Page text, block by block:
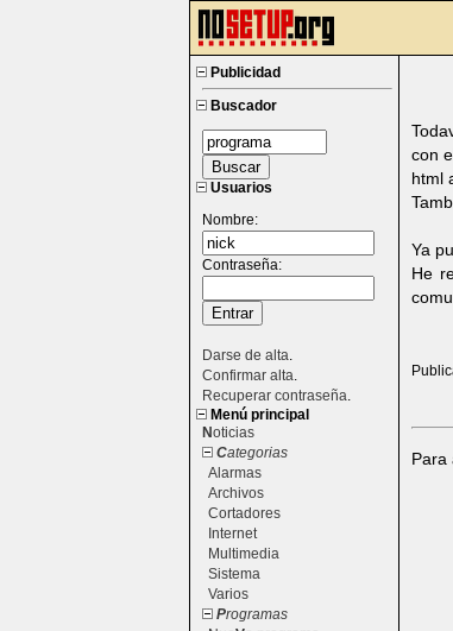
Publicidad
Buscador
Usuarios
Nombre:
Contraseña:
Darse de alta
Confirmar alta
Recuperar contraseña
Menú principal
Noticias
Categorias
Alarmas
Archivos
Cortadores
Internet
Multimedia
Sistema
Varios
Programas
con
html
Ya
He
Para